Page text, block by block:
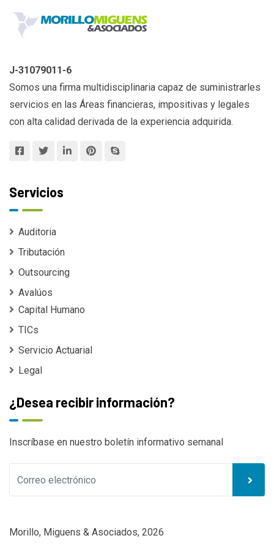
J-31079011-6
Somos una firma multidisciplinaria capaz de suministrarles
servicios en las Áreas financieras, impositivas y legales
con alta calidad derivada de la experiencia adquirida.
Servicios
Auditoria
Tributación
Outsourcing
Avalúos
Capital Humano
TICs
Servicio Actuarial
Legal
¿Desea recibir información?
Inscríbase en nuestro boletín informativo semanal
Morillo, Miguens & Asociados, 2026